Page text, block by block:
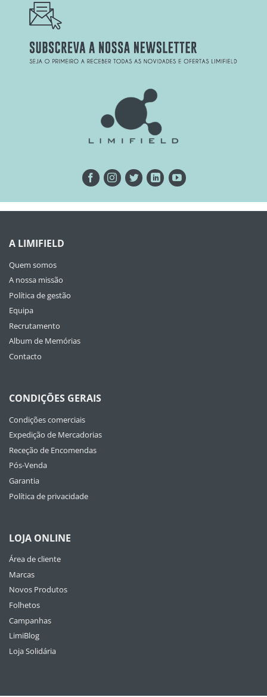
A LIMIFIELD
Quem somos
A nossa missão
Política de gestão
Equipa
Recrutamento
Album de Memórias
Contacto
CONDIÇÕES GERAIS
Condições comerciais
Expedição de Mercadorias
Receção de Encomendas
Pós-Venda
Garantia
Política de privacidade
LOJA ONLINE
Área de cliente
Marcas
Novos Produtos
Folhetos
Campanhas
LimiBlog
Loja Solidária